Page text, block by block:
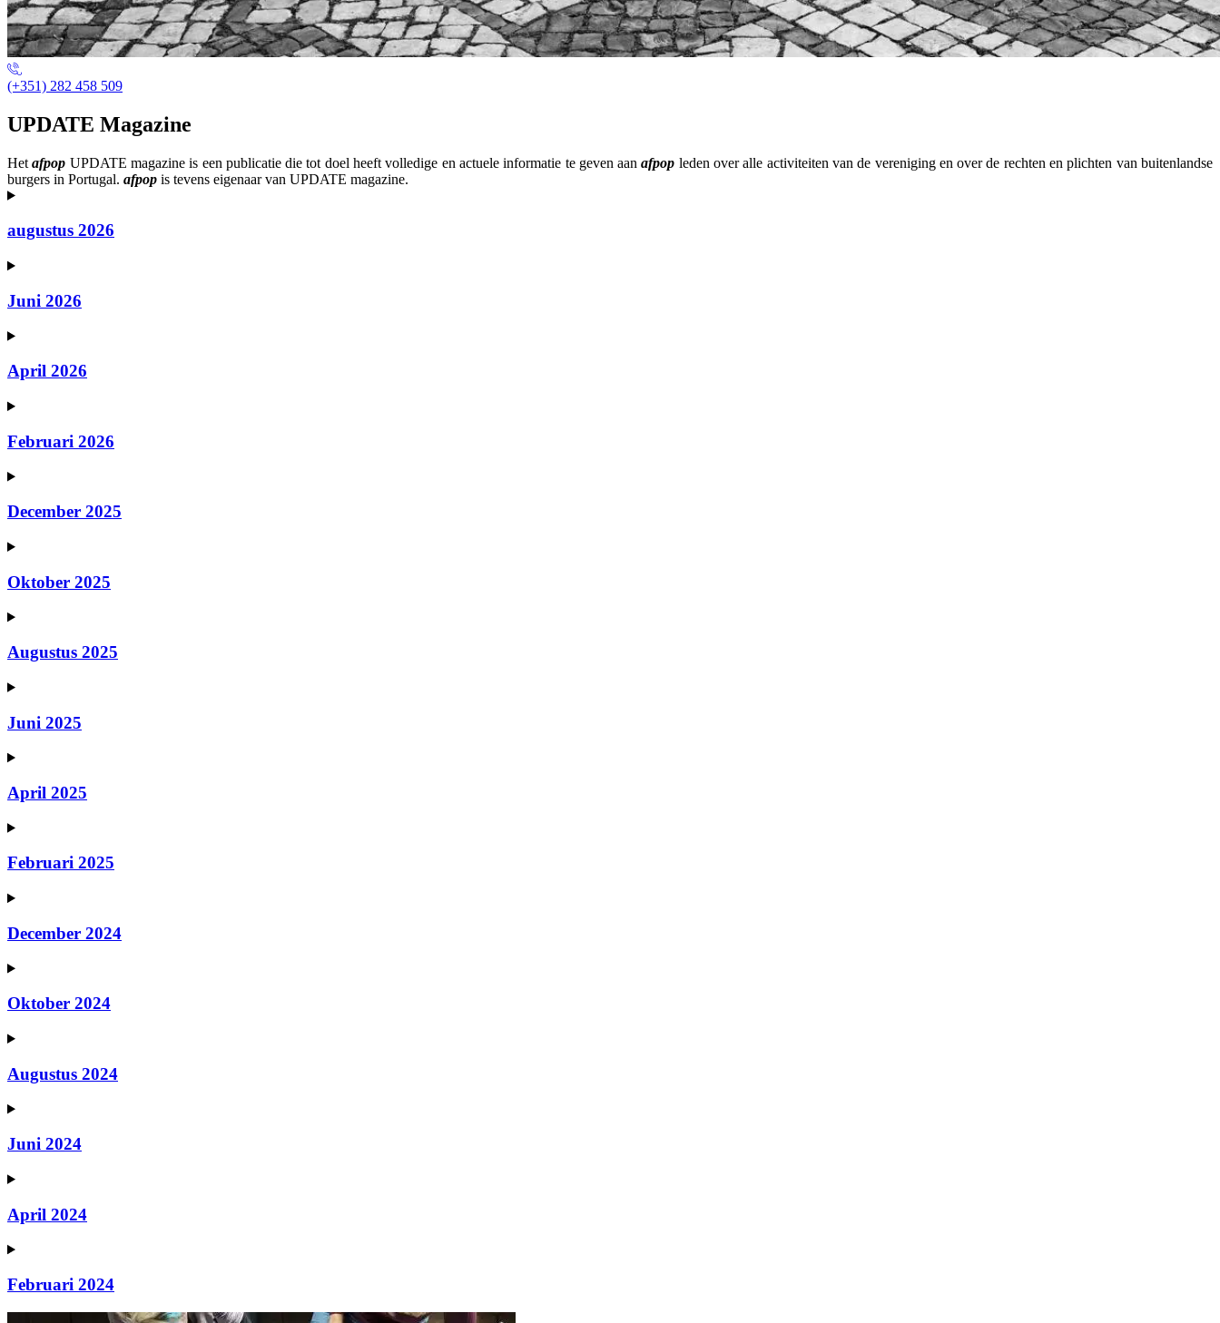
(+351) 282 458 509
UPDATE Magazine
Hetafpop UPDATE magazine is een publicatie die tot doel heeft volledige en actuele informatie te geven aanafpop leden over alle activiteiten van de vereniging en over de rechten en plichten van buitenlandse
burgers in Portugal. afpop is tevens eigenaar van UPDATE magazine.
augustus 2026
Juni 2026
April 2026
Februari 2026
December 2025
Oktober 2025
Augustus 2025
Juni 2025
April 2025
Februari 2025
December 2024
Oktober 2024
Augustus 2024
Juni 2024
April 2024
Februari 2024